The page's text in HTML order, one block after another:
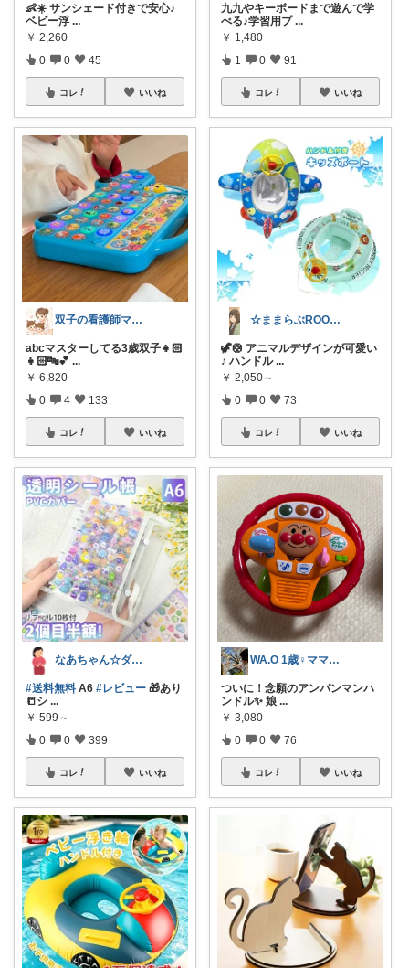
👶☀️ サンシェード付きで安心♪
ベビー浮 ...
￥ 2,260
0 0 45
コレ いいね
双子の看護師ママ🎀naa
abcマスターしてる3歳双子👧🏻
👧🏻🔤💕 ...
￥ 6,820
0 4 133
コレ いいね
なあちゃん☆ダイヤモンド会員💎
#送料無料 A6 #レビュー 🎁あり
📒シ ...
￥ 599～
0 0 399
コレ いいね
九九やキーボードまで遊んで学
べる♪学習用プ ...
￥ 1,480
1 0 91
コレ いいね
☆ままらぶROOM🎀🫧初めまして☆
🦖🛟 アニマルデザインが可愛い
♪ ハンドル ...
￥ 2,050～
0 0 73
コレ いいね
WA.O 1歳♀ママ いいね上限中😢
ついに！念願のアンパンマンハ
ンドル✨ 娘 ...
￥ 3,080
0 0 76
コレ いいね